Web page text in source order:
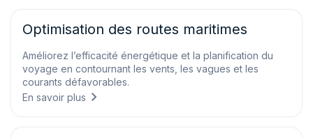
Optimisation des routes maritimes
Améliorez l’efficacité énergétique et la planification du
voyage en contournant les vents, les vagues et les
courants défavorables.
En savoir plus